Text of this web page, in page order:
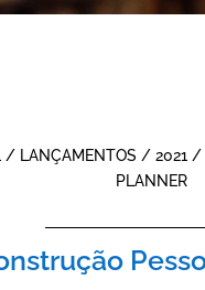
/ LANÇAMENTOS / 2021/
PLANNER